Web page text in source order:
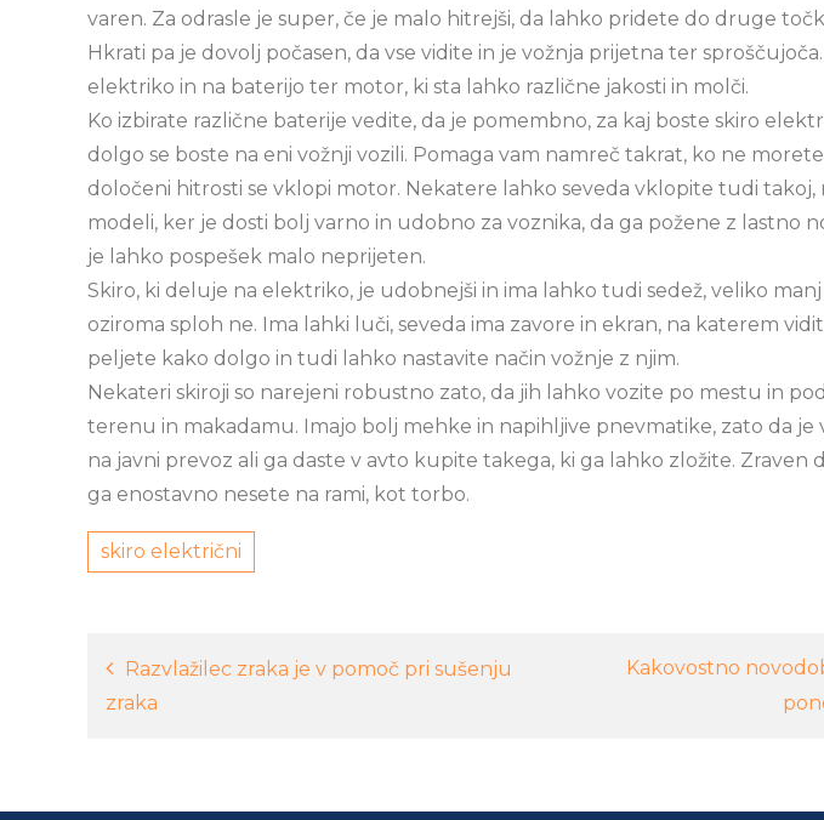
varen. Za odrasle je super, če je malo hitrejši, da lahko pridete do druge
Hkrati pa je dovolj počasen, da vse vidite in je vožnja prijetna ter
elektriko in na baterijo ter motor, ki sta lahko različne jakosti in molči.
Ko izbirate različne baterije vedite, da je pomembno, za kaj boste skiro
dolgo se boste na eni vožnji vozili. Pomaga vam namreč takrat, ko ne
določeni hitrosti se vklopi motor. Nekatere lahko seveda vklopite tudi takoj,
modeli, ker je dosti bolj varno in udobno za voznika, da ga požene z lastno
je lahko pospešek malo neprijeten.
Skiro, ki deluje na elektriko, je udobnejši in ima lahko tudi sedež, veliko
oziroma sploh ne. Ima lahki luči, seveda ima zavore in ekran, na katerem
peljete kako dolgo in tudi lahko nastavite način vožnje z njim.
Nekateri skiroji so narejeni robustno zato, da jih lahko vozite po mestu in
terenu in makadamu. Imajo bolj mehke in napihljive pnevmatike, zato da je
na javni prevoz ali ga daste v avto kupite takega, ki ga lahko zložite. Zraven
ga enostavno nesete na rami, kot torbo.
skiro električni
Navigacija
Razvlažilec zraka je v pomoč pri sušenju
zraka
Kakovostno